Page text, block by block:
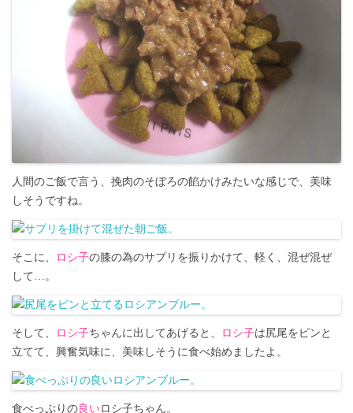
人間のご飯で言う、挽肉のそぼろの餡かけみたいな感じで、美味
しそうですね。
そこに、 ロシ子の膝の為のサプリを振りかけて、軽く、混ぜ混ぜ
して…。
そして、 ロシ子ちゃんに出してあげると、 ロシ子は尻尾をピンと
立てて、興奮気味に、美味しそうに食べ始めましたよ。
食べっぷりの 良いロシ子ちゃん。